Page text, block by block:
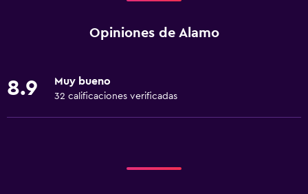
Opiniones de Alamo
8.9 Muy bueno
32 calificaciones verificadas